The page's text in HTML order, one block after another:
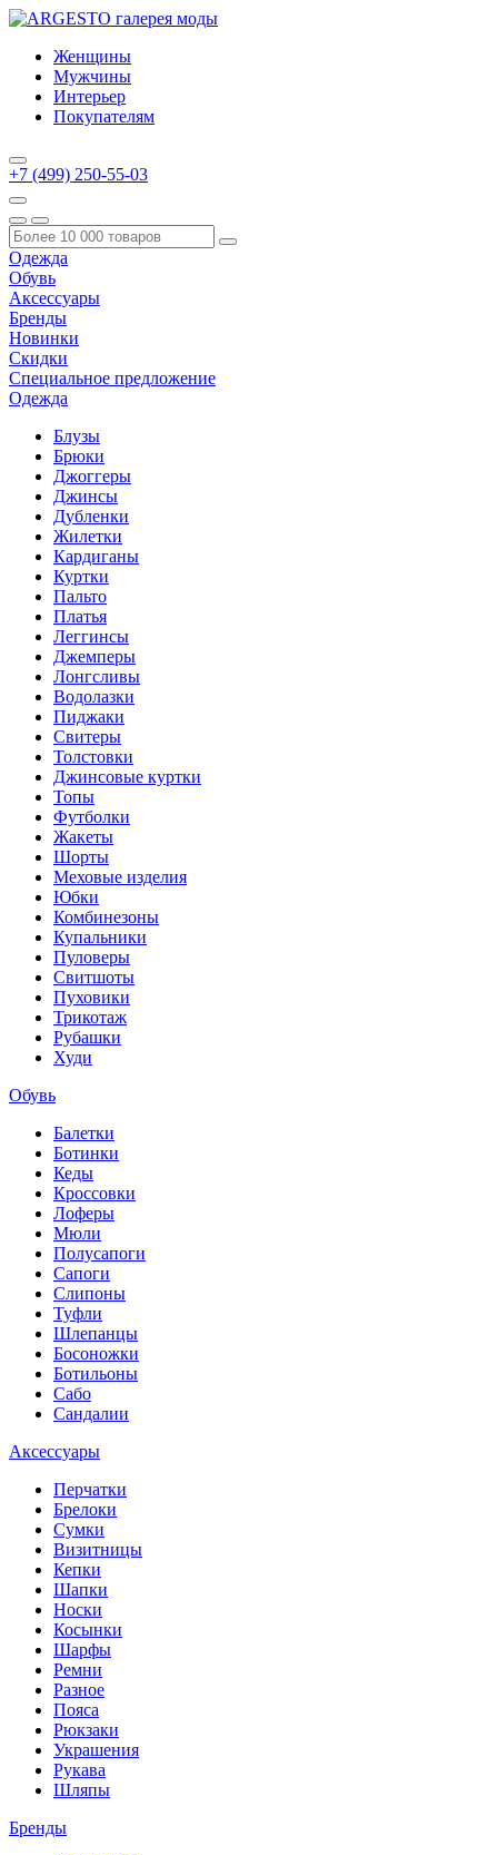
Женщины
Мужчины
Интерьер
Покупателям
+7 (499) 250-55-03
Одежда
Обувь
Аксессуары
Бренды
Новинки
Скидки
Специальное предложение
Одежда
Блузы
Брюки
Джоггеры
Джинсы
Дубленки
Жилетки
Кардиганы
Куртки
Пальто
Платья
Леггинсы
Джемперы
Лонгсливы
Водолазки
Пиджаки
Свитеры
Толстовки
Джинсовые куртки
Топы
Футболки
Жакеты
Шорты
Меховые изделия
Юбки
Комбинезоны
Купальники
Пуловеры
Свитшоты
Пуховики
Трикотаж
Рубашки
Худи
Обувь
Балетки
Ботинки
Кеды
Кроссовки
Лоферы
Мюли
Полусапоги
Сапоги
Слипоны
Туфли
Шлепанцы
Босоножки
Ботильоны
Сабо
Сандалии
Аксессуары
Перчатки
Брелоки
Сумки
Визитницы
Кепки
Шапки
Носки
Косынки
Шарфы
Ремни
Разное
Пояса
Рюкзаки
Украшения
Рукава
Шляпы
Бренды